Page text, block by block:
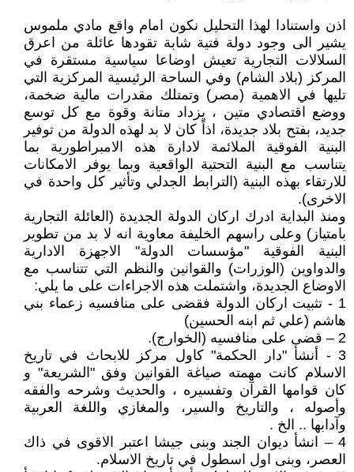
اذن واستنادا لهذا التحليل نكون امام واقع مادي ملموس
يشير الى وجود دولة فتية شابة تقودها عائلة من اعرق
السلالات التجارية تعيش اوضاعا سياسية مستقرة في
المركز (بلاد الشام) وفي الساحة الرئيسية المركزية التي
تليها في الاهمية (مصر) وتمتلك مقدرات مالية ضخمة،
ووضع اقتصادي متين ، يزداد متانة وقوة مع كل توسع
جديد، بفتح بلاد جديدة، اذاً كان لا بد لهذه الدولة من توفير
البنية الفوقية الملائمة لادارة هذه الامبراطورية بما
يتناسب مع البنية التحتية الواقعية وبما يوفر الامكانات
للارتقاء بهذه البنية (الترابط الجدلي وتأثير كل واحدة في
الاخرى).
ومنذ البداية ادرك اركان الدولة الجديدة (العائلة التجارية
بامتياز) وعلى راسهم الخليفة معاوية انه لا بد من تطوير
البنية الفوقية "مؤسسات الدولة" الاجهزة الادارية
والدواوين (الوزرات) والقوانين والنظم التي تتناسب مع
الاوضاع الجديدة، واشتملت هذه الاجراءات على ما يلي:
1 - تثبيت اركان الدولة فقضى على منافسيه زعماء بني
هاشم (علي ثم ابنه الحسين)
2 – قضى على منافسيه (الخوارج).
3 - أنشأ "دار الحكمة" كاول مركز للابحاث في تاريخ
الاسلام كانت مهمته صياغة القوانين وفق "الشريعة" و
كان قوامها القرآن وتفسيره ، والحديث وشرحه والفقه
وأصوله ، والتاريخ والسير، والمغازي واللغة العربية
وآدابها .. الخ .
4 – انشأ ديوان الجند وبنى جيشا اعتبر الاقوى في ذاك
العصر، وبنى اول اسطول في تاريخ الاسلام.